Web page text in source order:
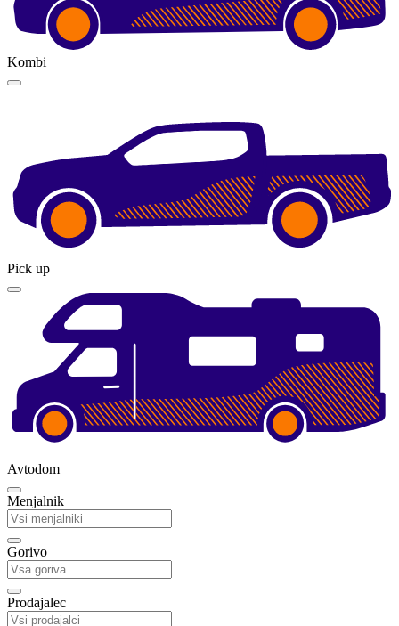
Kombi
Pick up
Avtodom
Menjalnik
Gorivo
Prodajalec